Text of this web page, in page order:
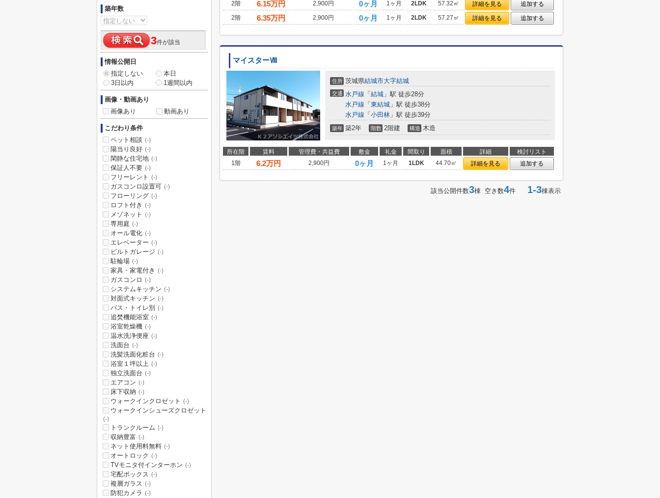
2階
6.15万円 2,900円 0ヶ月 1ヶ月 2LDK 57.32㎡ 詳細を見る
追加する
2階
6.35万円 2,900円 0ヶ月 1ヶ月 2LDK 57.27㎡ 詳細を見る 追加する
マイスターⅧ
住所 茨城県結城市大字結城
交通 水戸線 「 結城 」駅 徒歩28分
水戸線 「 東結城 」駅 徒歩38分
水戸線 「 小田林 」駅 徒歩39分
築年 築2年 階数 2階建 構造 木造
所在階 賃料 管理費・共益費 敷金 礼金 間取り 面積 詳細
検討リスト
1階
6.2万円 2,900円 0ヶ月 1ヶ月 1LDK 44.70㎡ 詳細を見る 追加する
該当公開件数3棟 空き数4件 1-3棟表示
築年数
3件が該当
情報公開日
指定しない
本日
3日以内
1週間以内
画像・動画あり
画像あり
動画あり
こだわり条件
ペット相談 (-)
陽当り良好 (-)
閑静な住宅地 (-)
保証人不要 (-)
フリーレント (-)
ガスコンロ設置可 (-)
フローリング (-)
ロフト付き (-)
メゾネット (-)
専用庭 (-)
オール電化 (-)
エレベーター (-)
ビルトガレージ (-)
駐輪場 (-)
家具・家電付き (-)
ガスコンロ (-)
システムキッチン (-)
対面式キッチン (-)
バス・トイレ別 (-)
追焚機能浴室 (-)
浴室乾燥機 (-)
温水洗浄便座 (-)
洗面台 (-)
洗髪洗面化粧台 (-)
浴室１坪以上 (-)
独立洗面台 (-)
エアコン (-)
床下収納 (-)
ウォークインクロゼット (-)
ウォークインシューズクロゼット
(-)
トランクルーム (-)
収納豊富 (-)
ネット使用料無料 (-)
オートロック (-)
TVモニタ付インターホン (-)
宅配ボックス (-)
複層ガラス (-)
防犯カメラ (-)